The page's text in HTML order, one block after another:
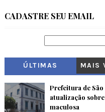
CADASTRE SEU EMAIL
ÚLTIMAS MAIS
Prefeitura de
atualização
maculosa